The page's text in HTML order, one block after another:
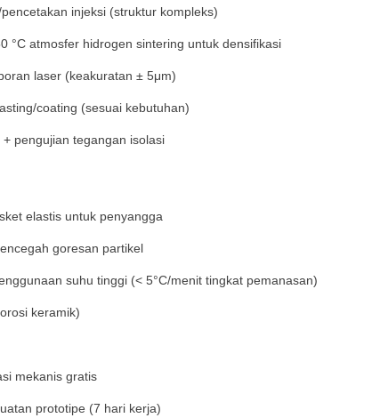
injeksi (struktur kompleks)
°C atmosfer hidrogen sintering untuk densifikasi
laser (keakuratan ± 5μm)
coating (sesuai kebutuhan)
pengujian tegangan isolasi
elastis untuk penyangga
goresan partikel
suhu tinggi (< 5°C/menit tingkat pemanasan)
keramik)
mekanis gratis
prototipe (7 hari kerja)